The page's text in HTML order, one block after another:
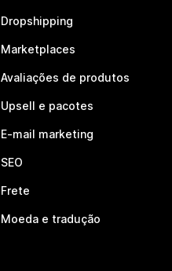
Dropshipping
Marketplaces
Avaliações de produtos
Upsell e pacotes
E-mail marketing
SEO
Frete
Moeda e tradução